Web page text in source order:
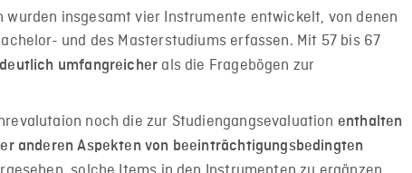
wurden insgesamt vier Instrumente entwickelt, von denen
und des Masterstudiums erfassen. Mit 57 bis 67
deutlich umfangreicher als die Fragebögen zur
noch die zur Studiengangsevaluation enthalten
anderen Aspekten von beeinträchtigungsbedingten